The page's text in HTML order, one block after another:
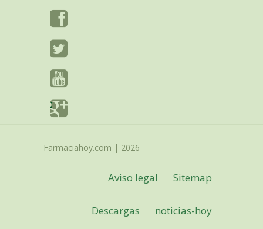
Farmaciahoy.com | 2026
Sitemap
Aviso legal
noticias-hoy
Descargas